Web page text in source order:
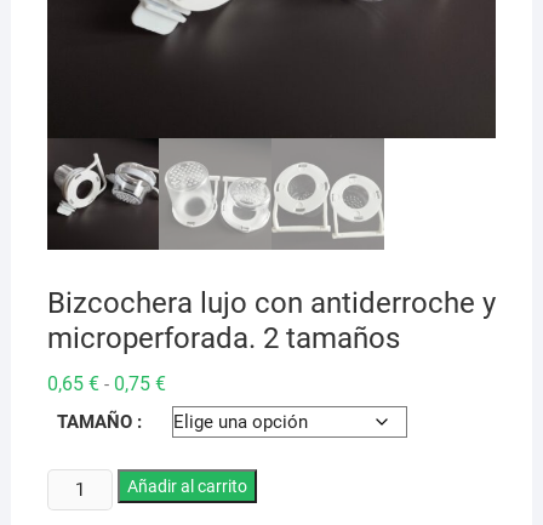
Bizcochera lujo con antiderroche y
microperforada. 2 tamaños
0,65 € - 0,75 €Rango
precios:
desde
hasta
0,75 €
TAMAÑO :
Bizcochera
lujo
Añadir al carrito